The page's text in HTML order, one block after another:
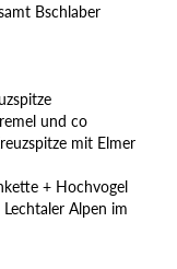
Bschlaber
und co
mit Elmer
+ Hochvogel
Alpen im